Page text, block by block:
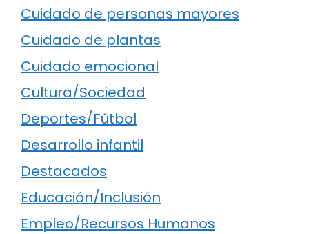
Cuidado de personas mayores
Cuidado de plantas
Cuidado emocional
Cultura/Sociedad
Deportes/Fútbol
Desarrollo infantil
Destacados
Educación/Inclusión
Empleo/Recursos Humanos